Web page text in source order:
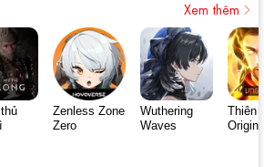
Xem thêm
Zenless Zone
Zero
Wuthering
Waves
Thiên
Origin